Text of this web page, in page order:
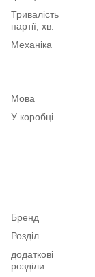
Тривалість
партії, хв.
Механіка
Мова
У коробці
Бренд
Розділ
додаткові
розділи